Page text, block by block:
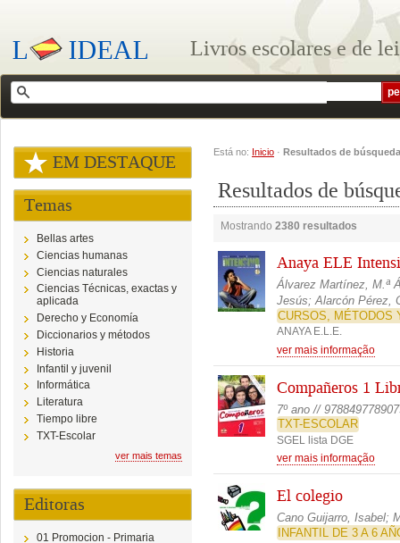
Livros escolares e de
EM DESTAQUE
Temas
Bellas artes
Ciencias humanas
Ciencias naturales
Ciencias Técnicas, exactas y
aplicada
Derecho y Economía
Diccionarios y métodos
Historia
Infantil y juvenil
Informática
Literatura
Tiempo libre
TXT-Escolar
ver mais temas
Editoras
01 Promocion - Primaria
Está no: Inicio · Resultados de búsqueda
Resultados de
Mostrando 2380 resultados
Anaya ELE
Álvarez Martínez, M.ª
Jesús; Alarcón Pérez,
CURSOS, MÉTODOS
ANAYA E.L.E.
ver mais informação
Compañeros 1
7º ano //
TXT-ESCOLAR
SGEL lista DGE
ver mais informação
El colegio
Cano Guijarro, Isabel;
INFANTIL DE 3 A 6